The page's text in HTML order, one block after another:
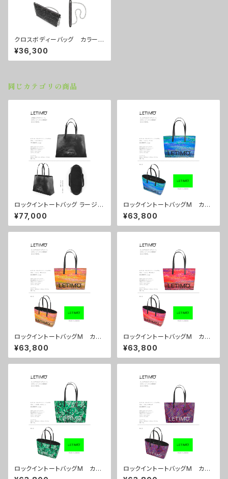
クロスボディーバッグ カラー/
セレブレーションC ■配送まで
約１か月
¥36,300
同じカテゴリの商品
ロックイントートバッグ ラージサ
イズ カラー/ラブラビット ■
配送まで約１か月
¥77,000
ロックイントートバッグM カラ
ー/シティーナイト ■配送まで
約１か月
¥63,800
ロックイントートバッグM カラ
ー/シティーサンライズ ■配送
まで約１か月
¥63,800
ロックイントートバッグM カラ
ー/シティーサンセット ■配送
まで約１か月
¥63,800
ロックイントートバッグM カラ
ー/プロポーズグリーン ■配送
ロックイントートバッグM カラ
ー/センスマゼンダ ■配送まで